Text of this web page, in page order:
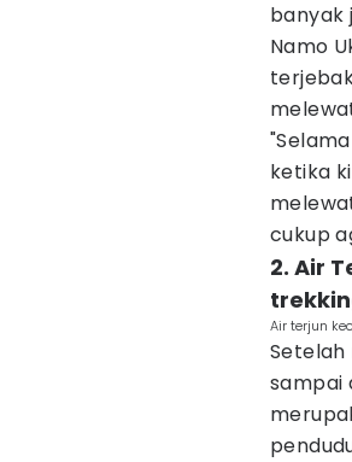
banyak
Namo
ketika
cukup
2. Air
Air terjun
Setelah
sampai